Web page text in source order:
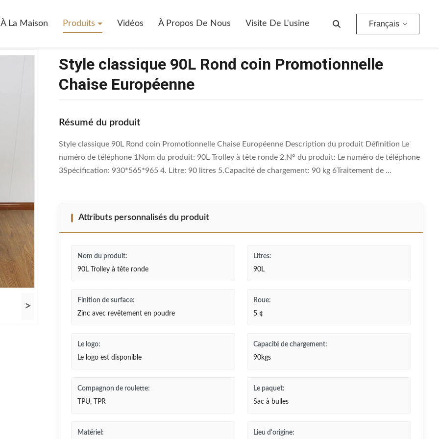
À La Maison Produits Vidéos À Propos De Nous Visite De L'usine Français
>
Style classique 90L Rond coin Promotionnelle
Chaise Européenne
Résumé du produit
Style classique 90L Rond coin Promotionnelle Chaise Européenne Description du produit Définition Le
numéro de téléphone 1Nom du produit: 90L Trolley à tête ronde 2.N° du produit: Le numéro de téléphone
3Spécification: 930*565*965 4. Litre: 90 litres 5.Capacité de chargement: 90 kg 6Traitement de ...
Attributs personnalisés du produit
Nom du produit:
90L Trolley à tête ronde
Litres:
90L
Finition de surface:
Zinc avec revêtement en poudre
Roue:
5 ¢
Le logo:
Le logo est disponible
Capacité de chargement:
90kgs
Compagnon de roulette:
TPU, TPR
Le paquet:
Sac à bulles
Matériel: Lieu d'origine: